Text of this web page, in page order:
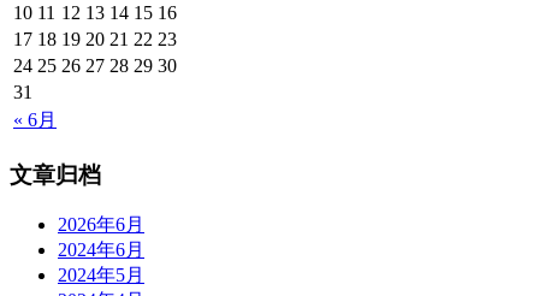
« 6月
10 11 12 13 14 15 16
17 18 19 20 21 22 23
24 25 26 27 28 29 30
31
文章归档
2026年6月
2024年6月
2024年5月